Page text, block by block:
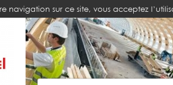
navigation sur ce site, vous acceptez